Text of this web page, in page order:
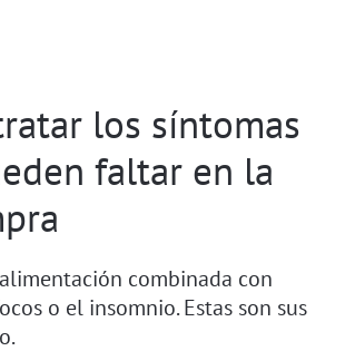
los síntomas
faltar en la
combinada con
o el insomnio. Estas son sus